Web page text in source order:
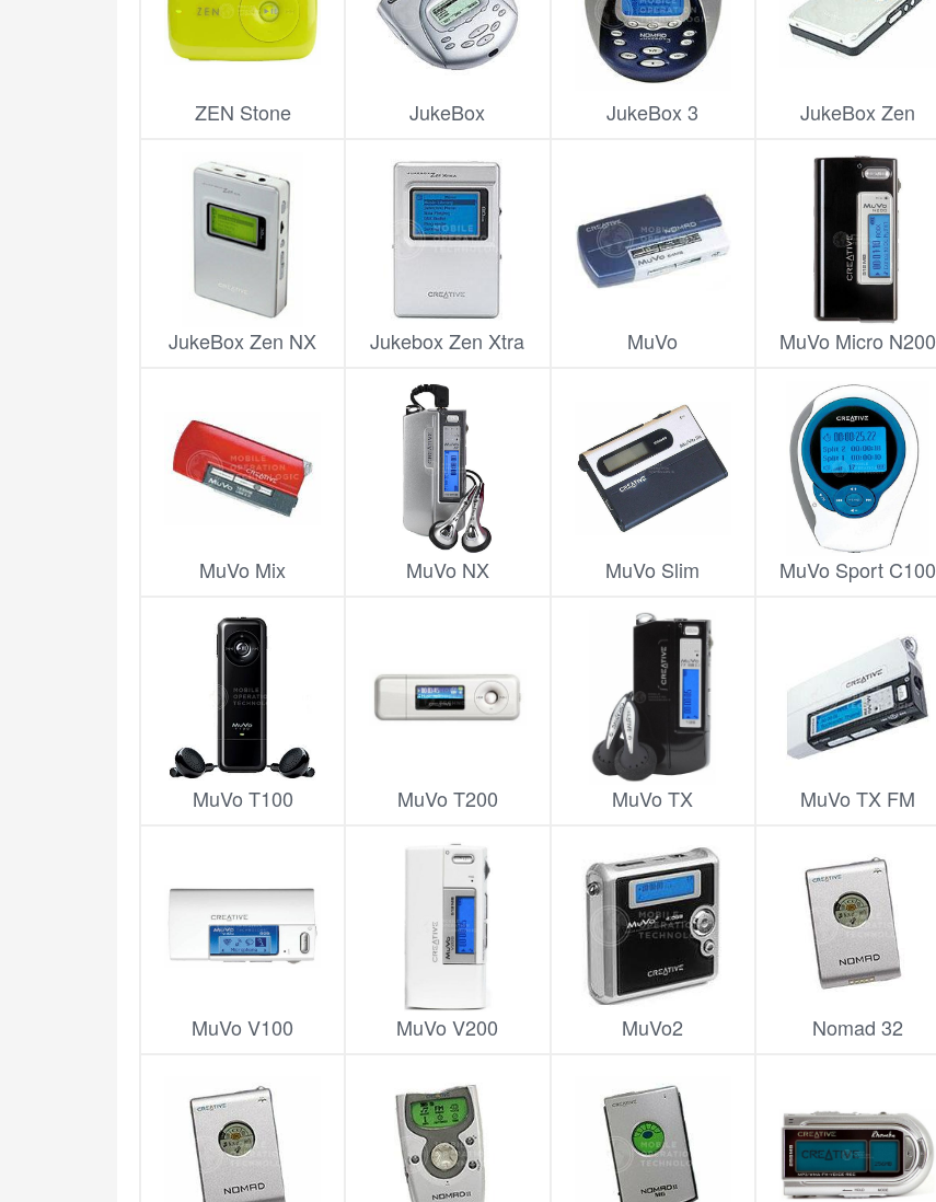
ZEN Stone JukeBox JukeBox 3 JukeBox Zen
JukeBox Zen NX Jukebox Zen Xtra MuVo MuVo Micro N200
MuVo Mix MuVo NX MuVo Slim MuVo Sport C100
MuVo T100 MuVo T200 MuVo TX MuVo TX FM
MuVo V100 MuVo V200 MuVo2 Nomad 32